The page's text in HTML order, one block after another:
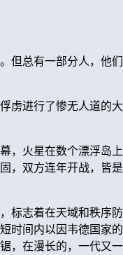
但总有一部分人，他们
虏进行了惨无人道的大
，火星在数个漂浮岛上
，双方连年开战，皆是
标志着在天域和秩序防
时间内以因韦德国家的
，在漫长的，一代又一